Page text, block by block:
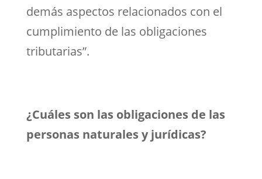
demás aspectos relacionados con el
cumplimiento de las obligaciones
tributarias”.
¿Cuáles son las obligaciones de las
personas naturales y jurídicas?